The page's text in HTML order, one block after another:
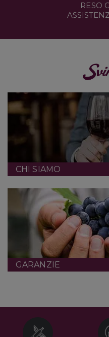
RESO
CHI SIAMO
GARANZIE